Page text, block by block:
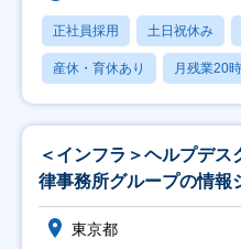
正社員採用 土日祝休み
産休・育休あり 月残業20
＜インフラ＞ヘルプデ
律事務所グループの情報
東京都